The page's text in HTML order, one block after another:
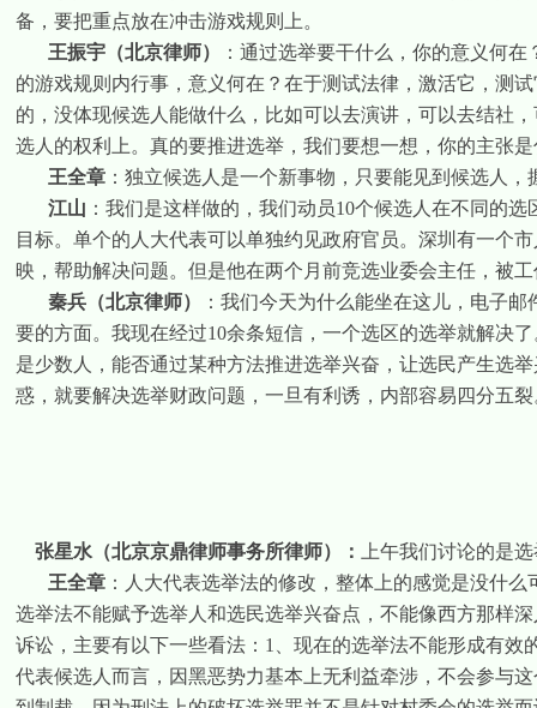
备，要把重点放在冲击游戏规则上。
王振宇（北京律师）
：通过选举要干什么，你的意义何
的游戏规则内行事，意义何在？在于测试法律，激活它，测
的，没体现候选人能做什么，比如可以去演讲，可以去结社
选人的权利上。真的要推进选举，我们要想一想，你的主张
王全章 ：独立候选人是一个新事物，只要能见到候选人
江山 ：我们是这样做的，我们动员10个候选人在不同的选
目标。单个的人大代表可以单独约见政府官员。深圳有一个
映，帮助解决问题。但是他在两个月前竞选业委会主任，被
秦兵（北京律师）
：我们今天为什么能坐在这儿，电子
要的方面。我现在经过10余条短信，一个选区的选举就解决
是少数人，能否通过某种方法推进选举兴奋，让选民产生选
惑，就要解决选举财政问题，一旦有利诱，内部容易四分五裂
张星水（北京京鼎律师事务所律师）：
上午我们讨论的是
王全章 ：人大代表选举法的修改，整体上的感觉是没什
选举法不能赋予选举人和选民选举兴奋点，不能像西方那样
诉讼，主要有以下一些看法： 1
、现在的选举法不能形成有
代表候选人而言，因黑恶势力基本上无利益牵涉，不会参与